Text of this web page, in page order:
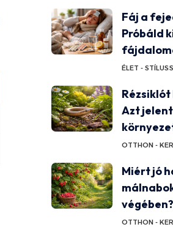
Fáj a
Próbáld
ÉLET - STÍLUS
Azt
OTTHON -
Miért jó
végében?
OTTHON -